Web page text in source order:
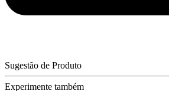
Sugestão de Produto
Experimente também